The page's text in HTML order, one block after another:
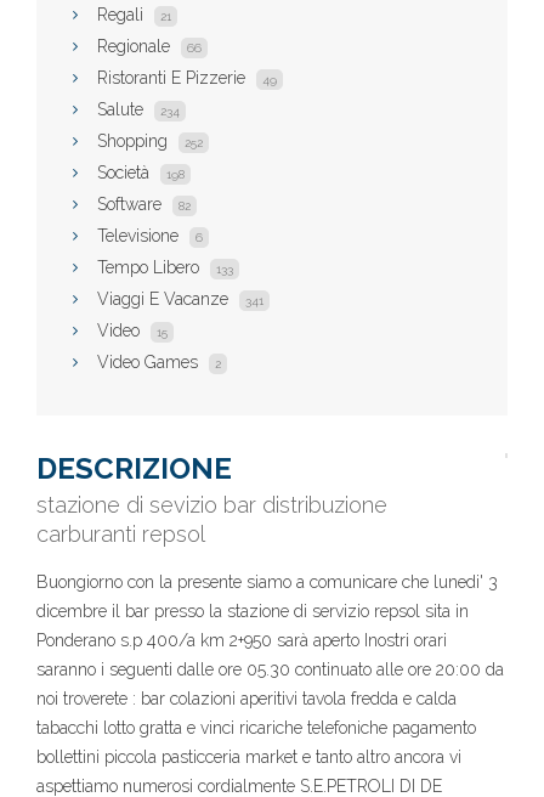
Regali 21
Regionale 66
Ristoranti E Pizzerie 49
Salute 234
Shopping 252
Società 198
Software 82
Televisione 6
Tempo Libero 133
Viaggi E Vacanze 341
Video 15
Video Games 2
DESCRIZIONE
stazione di sevizio bar distribuzione
carburanti repsol
Buongiorno con la presente siamo a comunicare che lunedi' 3
dicembre il bar presso la stazione di servizio repsol sita in
Ponderano s.p 400/a km 2+950 sarà aperto Inostri orari
saranno i seguenti dalle ore 05.30 continuato alle ore 20:00 da
noi troverete : bar colazioni aperitivi tavola fredda e calda
tabacchi lotto gratta e vinci ricariche telefoniche pagamento
bollettini piccola pasticceria market e tanto altro ancora vi
aspettiamo numerosi cordialmente S.E.PETROLI DI DE